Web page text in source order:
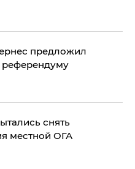
предложил
референдуму
снять
местной ОГА